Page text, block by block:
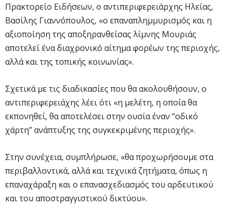
Πρακτορείο Ειδήσεων, ο αντιπεριφερειάρχης Ηλείας,
Βασίλης Γιαννόπουλος, «ο επαναπλημμυρισμός και η
αξιοποίηση της αποξηρανθείσας λίμνης Μουριάς
αποτελεί ένα διαχρονικό αίτημα φορέων της περιοχής,
αλλά και της τοπικής κοινωνίας».
Σχετικά με τις διαδικασίες που θα ακολουθήσουν, ο
αντιπεριφερειάχης λέει ότι «η μελέτη, η οποία θα
εκπονηθεί, θα αποτελέσει στην ουσία έναν “οδικό
χάρτη” ανάπτυξης της συγκεκριμένης περιοχής».
Στην συνέχεια, συμπλήρωσε, «θα προχωρήσουμε στα
περιβαλλοντικά, αλλά και τεχνικά ζητήματα, όπως η
επαναχάραξη και ο επανασχεδιασμός του αρδευτικού
και του αποστραγγιστικού δικτύου».